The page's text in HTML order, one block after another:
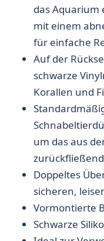
das Aquarium
mit einem
für einfache
Auf der
schwarze
Korallen und
um das aus
Doppeltes
sicheren,
Vormontierte
Schwarze